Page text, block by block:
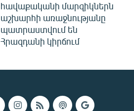
հավաքականի մարզիկներն
աշխարհի առաջնությանը
պատրաստվում են
Հրազդանի կիրճում